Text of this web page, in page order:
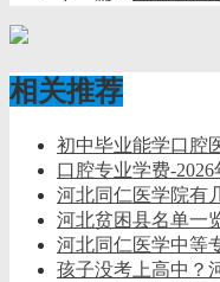
相关推荐
初中毕业能学口腔
口腔专业学费-
河北同仁医学院有
河北贫困县名单一
河北同仁医学中等
孩子没考上高中？